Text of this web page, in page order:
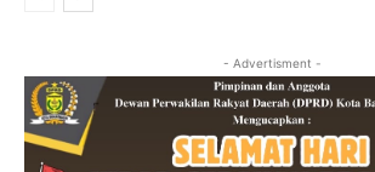
- Advertisment -